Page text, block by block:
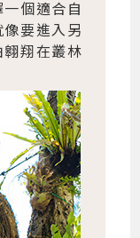
個適合自
要進入另
翔在叢林